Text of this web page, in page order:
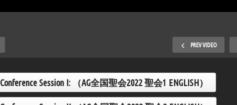
PREV VIDEO
JAG National
Session lll:
AG National YOUTH
Session I: （AG全国聖会2022 聖会1 ENGLISH）